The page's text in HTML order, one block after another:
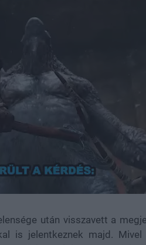
után visszavett a
is jelentkeznek majd.